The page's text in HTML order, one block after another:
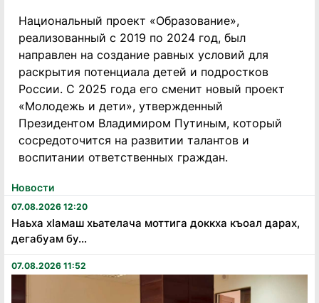
Новости
07.08.2026 12:20
Наьха хӏамаш хьателача моттига доккха къоал дарах,
дегабуам бу...
07.08.2026 11:52
Национальный проект «Образование»,
реализованный с 2019 по 2024 год, был
направлен на создание равных условий для
раскрытия потенциала детей и подростков
России. С 2025 года его сменит новый проект
«Молодежь и дети», утвержденный
Президентом Владимиром Путиным, который
сосредоточится на развитии талантов и
воспитании ответственных граждан.